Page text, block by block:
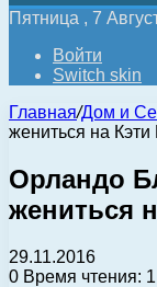
Пятница , 7
Войти
Switch skin
Главная/Дом и
жениться на
Орландо
жениться
29.11.2016
0 Время чтения: